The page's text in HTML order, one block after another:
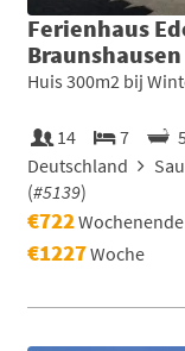
Ferienhaus
Braunshausen
Huis 300m2 bij
14 7
5
Deutschland
(#5139)
€722Wochenende
€1227Woche